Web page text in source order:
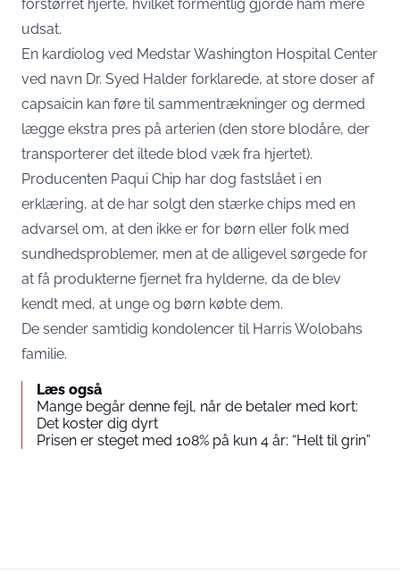
forstørret hjerte, hvilket formentlig gjorde ham mere
udsat.
En kardiolog ved Medstar Washington Hospital Center
ved navn Dr. Syed Halder forklarede, at store doser af
capsaicin kan føre til sammentrækninger og dermed
lægge ekstra pres på arterien (den store blodåre, der
transporterer det iltede blod væk fra hjertet).
Producenten Paqui Chip har dog fastslået i en
erklæring, at de har solgt den stærke chips med en
advarsel om, at den ikke er for børn eller folk med
sundhedsproblemer, men at de alligevel sørgede for
at få produkterne fjernet fra hylderne, da de blev
kendt med, at unge og børn købte dem.
De sender samtidig kondolencer til Harris Wolobahs
familie.
Læs også
Mange begår denne fejl, når de betaler med kort:
Det koster dig dyrt
Prisen er steget med 108% på kun 4 år: “Helt til grin”